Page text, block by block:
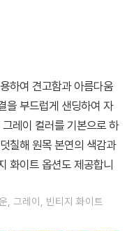
하여 견고함과 아름다움
을 부드럽게 샌딩하여 자
레이 컬러를 기본으로 하
칠해 원목 본연의 색감과
화이트 옵션도 제공합니
, 그레이, 빈티지 화이트